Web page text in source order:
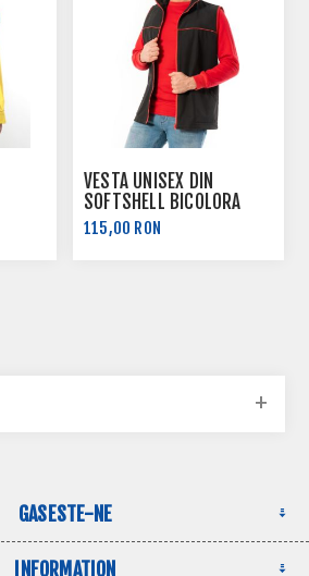
VESTA UNISEX DIN
SOFTSHELL BICOLORA
1081
115,00 RON
GASESTE-NE
INFORMATION